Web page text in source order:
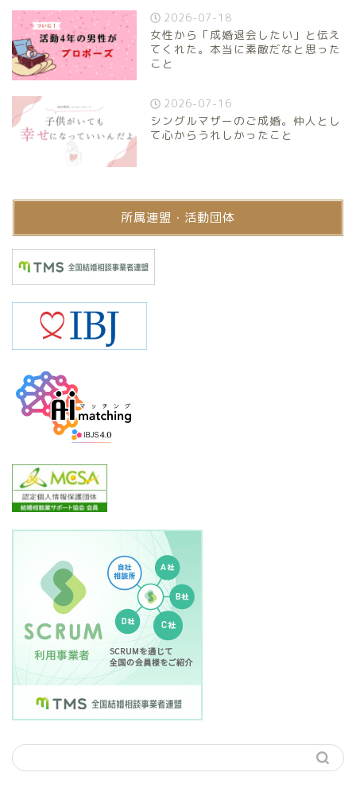
2026-07-18
女性から「成婚退会したい」と伝え
てくれた。本当に素敵だなと思った
こと
2026-07-16
シングルマザーのご成婚。仲人とし
て心からうれしかったこと
所属連盟・活動団体